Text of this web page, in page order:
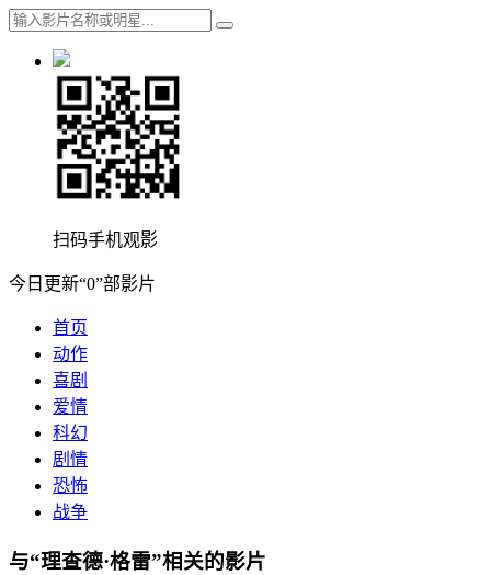
扫码手机观影
今日更新“0”部影片
首页
动作
喜剧
爱情
科幻
剧情
恐怖
战争
与“理查德·格雷”相关的影片